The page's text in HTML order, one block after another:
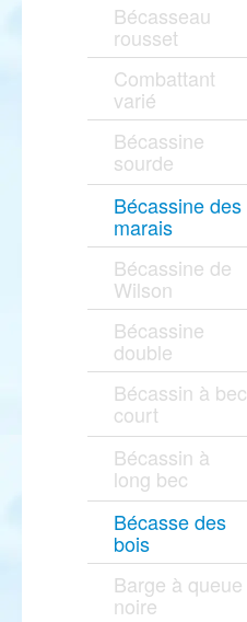
Bécasseau
rousset
Combattant
varié
Bécassine
sourde
Bécassine des
marais
Bécassine de
Wilson
Bécassine
double
Bécassin à bec
court
Bécassin à
long bec
Bécasse des
bois
Barge à queue
noire